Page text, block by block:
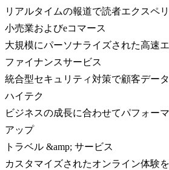
リアルタイムの報道で読者エクスペ
小売業およびeコマース
大規模にパーソナライズされた高速
ファイナンスサービス
統合型セキュリティ対策で顧客デー
ハイテク
ビジネスの成長に合わせてパフォー
アップ
トラベル &amp; サービス
カスタマイズされたオンライン体験